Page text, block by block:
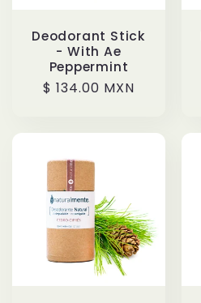
Deodorant Stick
- With Ae
Peppermint
Regular
$ 134.00 MXN